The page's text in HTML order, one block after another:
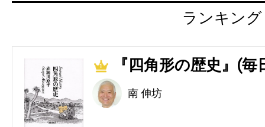
ランキング
1 『四角形の歴史』(毎
南 伸坊